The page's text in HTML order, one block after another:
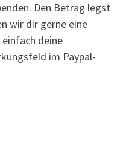
Den Betrag legst
wir dir gerne eine
einfach deine
im Paypal-